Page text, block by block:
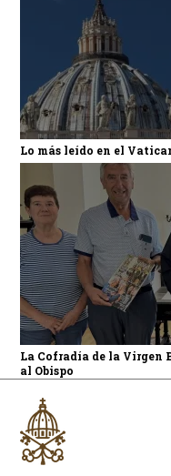
Lo más leído en el
La Cofradía de la Virgen
al Obispo